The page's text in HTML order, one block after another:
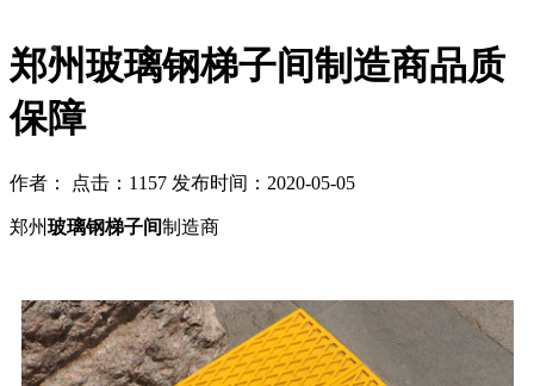
郑州玻璃钢梯子间制造商品质
保障
作者： 点击：1157 发布时间：2020-05-05
郑州玻璃钢梯子间制造商